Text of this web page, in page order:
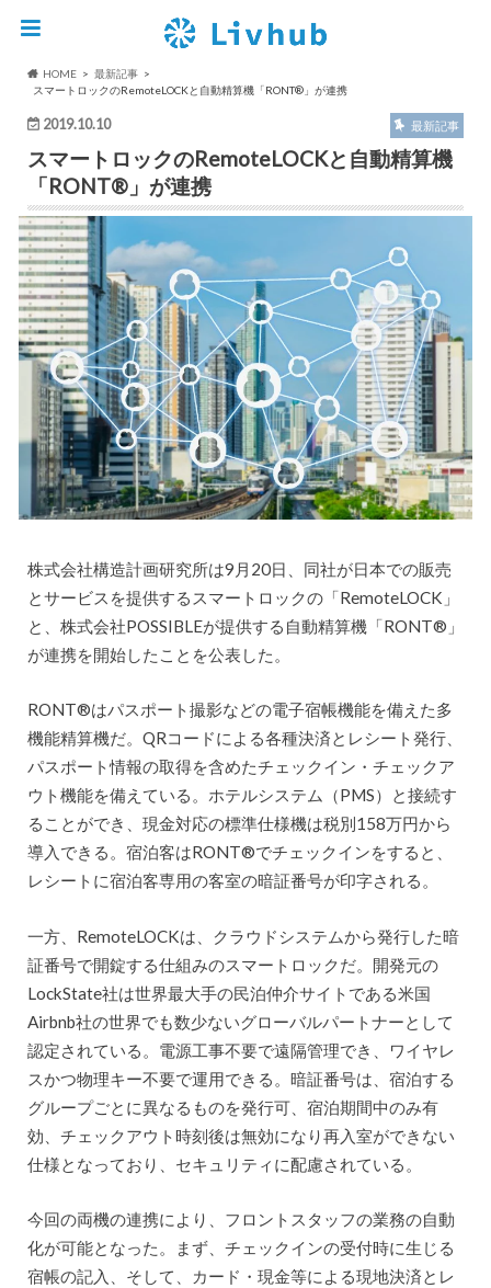
HOME
最新記事
スマートロックのRemoteLOCKと自動精算機「RONT®︎」が連携
2019.10.10 最新記事
スマートロックのRemoteLOCKと自動精算機
「RONT®︎」が連携
株式会社構造計画研究所は9月20日、同社が日本での販売
とサービスを提供するスマートロックの「RemoteLOCK」
と、株式会社POSSIBLEが提供する自動精算機「RONT®︎」
が連携を開始したことを公表した。
RONT®︎はパスポート撮影などの電子宿帳機能を備えた多
機能精算機だ。QRコードによる各種決済とレシート発行、
パスポート情報の取得を含めたチェックイン・チェックア
ウト機能を備えている。ホテルシステム（PMS）と接続す
ることができ、現金対応の標準仕様機は税別158万円から
導入できる。宿泊客はRONT®︎でチェックインをすると、
レシートに宿泊客専用の客室の暗証番号が印字される。
一方、RemoteLOCKは、クラウドシステムから発行した暗
証番号で開錠する仕組みのスマートロックだ。開発元の
LockState社は世界最大手の民泊仲介サイトである米国
Airbnb社の世界でも数少ないグローバルパートナーとして
認定されている。電源工事不要で遠隔管理でき、ワイヤレ
スかつ物理キー不要で運用できる。暗証番号は、宿泊する
グループごとに異なるものを発行可、宿泊期間中のみ有
効、チェックアウト時刻後は無効になり再入室ができない
仕様となっており、セキュリティに配慮されている。
今回の両機の連携により、フロントスタッフの業務の自動
化が可能となった。まず、チェックインの受付時に生じる
宿帳の記入、そして、カード・現金等による現地決済とレ